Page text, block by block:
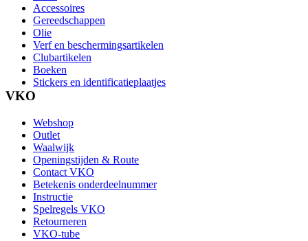
Accessoires
Gereedschappen
Olie
Verf en beschermingsartikelen
Clubartikelen
Boeken
Stickers en identificatieplaatjes
VKO
Webshop
Outlet
Waalwijk
Openingstijden & Route
Contact VKO
Betekenis onderdeelnummer
Instructie
Spelregels VKO
Retourneren
VKO-tube